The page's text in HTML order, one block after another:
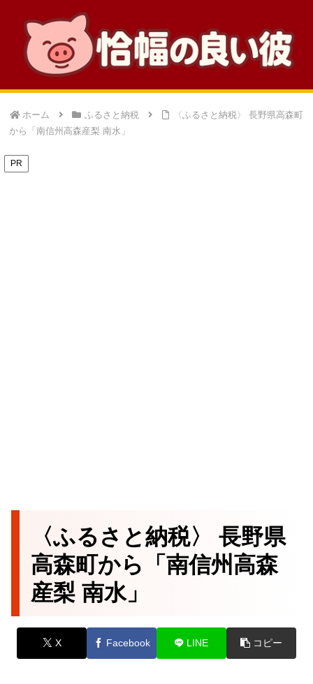
ホーム ふるさと納税
〈ふるさと納税〉 長野県高森町
から「南信州高森産梨 南水」
PR
〈ふるさと納税〉 長野県
高森町から「南信州高森
産梨 南水」
X Facebook LINE コピー